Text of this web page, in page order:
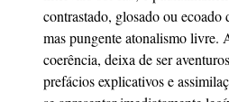
contrastado, glosado ou
mas pungente atonalismo livre.
coerência, deixa de ser
prefácios explicativos e